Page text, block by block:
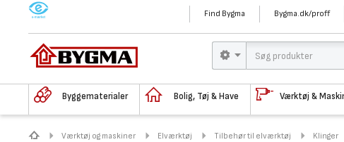
M Find Bygma Bygma.dk/proff
Byggematerialer Bolig, Tøj & Have Værktøj &
Værktøj og maskiner Elværktøj Tilbehør til elværktøj Klinger